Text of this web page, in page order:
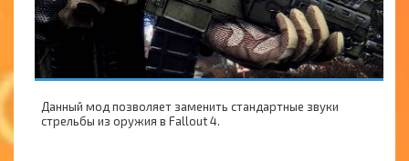
Данный мод позволяет заменить стандартные звуки
стрельбы из оружия в Fallout 4.